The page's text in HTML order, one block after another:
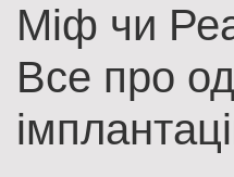
Міф чи
Все про